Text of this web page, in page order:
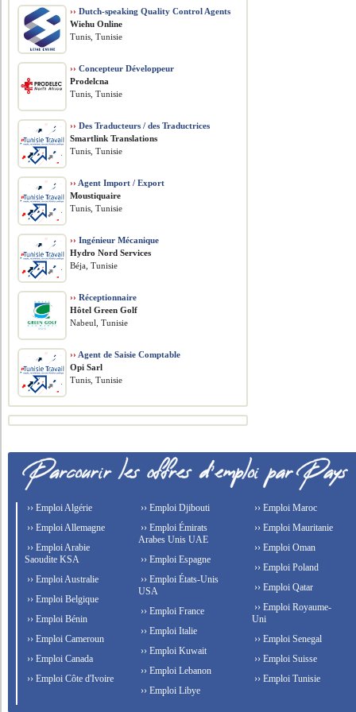
›› Dutch-speaking Quality Control Agents
Wiehu Online
Tunis, Tunisie
›› Concepteur Développeur
Prodelcna
Tunis, Tunisie
›› Des Traducteurs / des Traductrices
Smartlink Translations
Tunis, Tunisie
›› Agent Import / Export
Moustiquaire
Tunis, Tunisie
›› Ingénieur Mécanique
Hydro Nord Services
Béja, Tunisie
›› Réceptionnaire
Hôtel Green Golf
Nabeul, Tunisie
›› Agent de Saisie Comptable
Opi Sarl
Tunis, Tunisie
›› Emploi Algérie
›› Emploi Allemagne
›› Emploi Arabie
Saoudite KSA
›› Emploi Australie
›› Emploi Belgique
›› Emploi Bénin
›› Emploi Cameroun
›› Emploi Canada
›› Emploi Côte d'Ivoire
›› Emploi Djibouti
›› Emploi Émirats
Arabes Unis UAE
›› Emploi Espagne
›› Emploi États-Unis
USA
›› Emploi France
›› Emploi Italie
›› Emploi Kuwait
›› Emploi Lebanon
›› Emploi Libye
›› Emploi Maroc
›› Emploi Mauritanie
›› Emploi Oman
›› Emploi Poland
›› Emploi Qatar
›› Emploi Royaume-
Uni
›› Emploi Senegal
›› Emploi Suisse
›› Emploi Tunisie